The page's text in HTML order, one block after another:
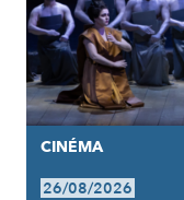
CINÉMA
26/08/2026